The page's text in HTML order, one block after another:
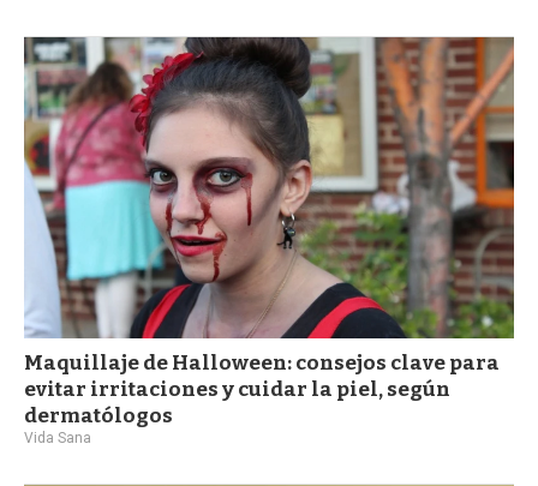
Maquillaje de Halloween: consejos clave para
evitar irritaciones y cuidar la piel, según
dermatólogos
Vida Sana